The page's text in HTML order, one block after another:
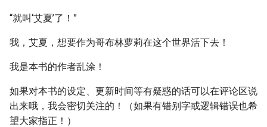
“就叫‘艾夏’了！”
我，艾夏，想要作为哥布林萝莉在这个世界活下去！
我是本书的作者乱涂！
如果对本书的设定、更新时间等有疑惑的话可以在评论区说
出来哦，我会密切关注的！（如果有错别字或逻辑错误也希
望大家指正！）